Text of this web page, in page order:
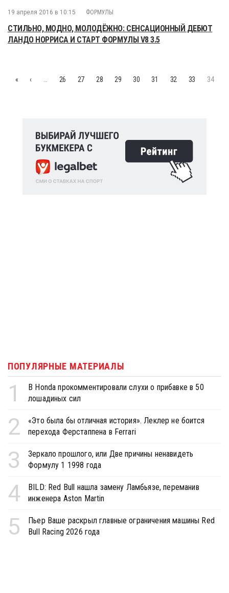
19 апреля 2016 в 10:15 ФОРМУЛЫ
СТИЛЬНО, МОДНО, МОЛОДЁЖНО: СЕНСАЦИОННЫЙ ДЕБЮТ
ЛАНДО НОРРИСА И СТАРТ ФОРМУЛЫ V8 3.5
« ‹ 26 27 28 29 30 31 32 33 34
ПОПУЛЯРНЫЕ МАТЕРИАЛЫ
1
В Honda прокомментировали слухи о прибавке в 50
лошадиных сил
2
«Это была бы отличная история». Леклер не боится
перехода Ферстаппена в Ferrari
3
Зеркало прошлого, или Две причины ненавидеть
Формулу 1 1998 года
4
BILD: Red Bull нашла замену Ламбьязе, переманив
инженера Aston Martin
5
Пьер Ваше раскрыл главные ограничения машины Red
Bull Racing 2026 года